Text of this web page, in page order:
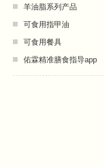
羊油脂系列产品
可食用指甲油
可食用餐具
佑霖精准膳食指导app